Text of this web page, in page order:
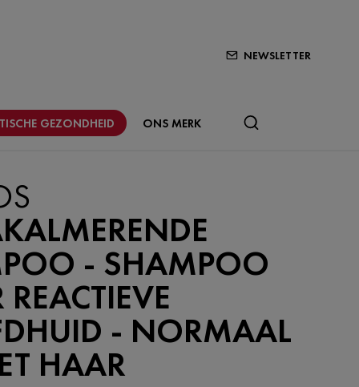
NEWSLETTER
GEZONDHEID ONS MERK
- SHAMPOO
- NORMAAL
HAAR